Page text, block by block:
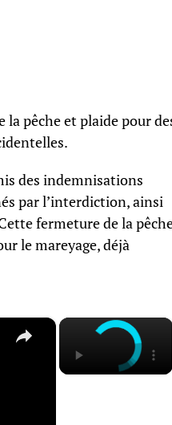
la pêche et plaide pour
des indemnisations
par l’interdiction, ainsi
fermeture de la
le mareyage, déjà
×
×